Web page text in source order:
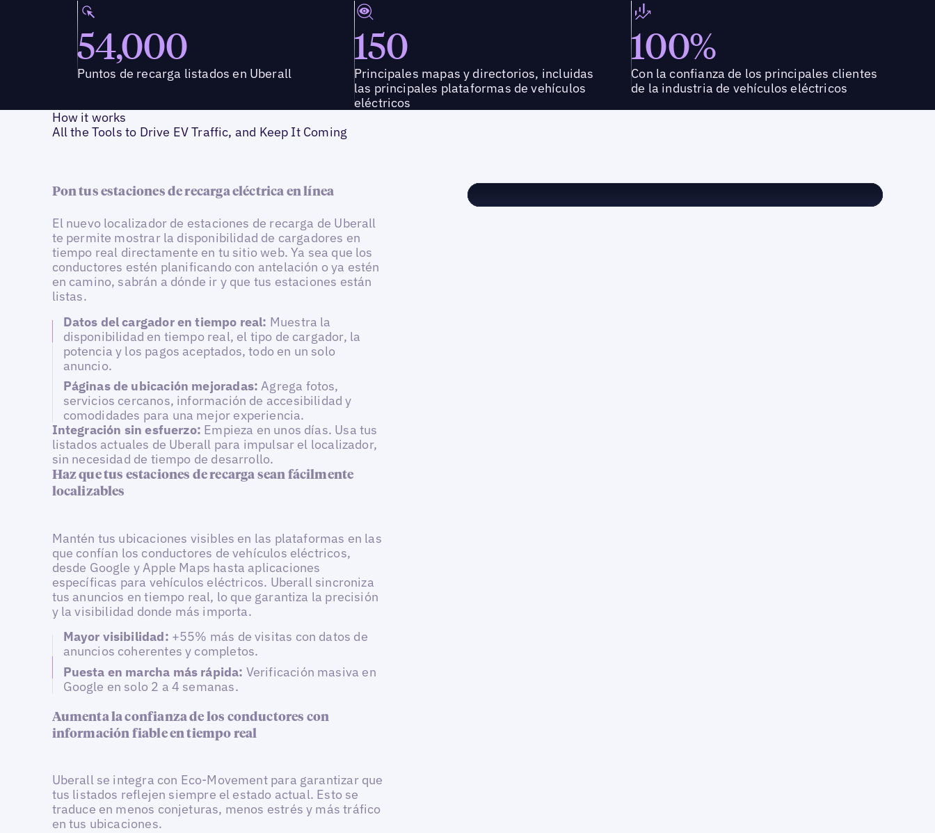
54,000
Puntos de recarga listados en Uberall
150
Principales mapas y directorios, incluidas
las principales plataformas de vehículos
eléctricos
100%
Con la confianza de los principales clientes
de la industria de vehículos eléctricos
How it works
All the Tools to Drive EV Traffic, and Keep It Coming
Pon tus estaciones de recarga eléctrica en línea
El nuevo localizador de estaciones de recarga de Uberall
te permite mostrar la disponibilidad de cargadores en
tiempo real directamente en tu sitio web. Ya sea que los
conductores estén planificando con antelación o ya estén
en camino, sabrán a dónde ir y que tus estaciones están
listas.
Datos del cargador en tiempo real: Muestra la
disponibilidad en tiempo real, el tipo de cargador, la
potencia y los pagos aceptados, todo en un solo
anuncio.
Páginas de ubicación mejoradas:Agrega fotos,
servicios cercanos, información de accesibilidad y
comodidades para una mejor experiencia.
Integración sin esfuerzo: Empieza en unos días. Usa tus
listados actuales de Uberall para impulsar el localizador,
sin necesidad de tiempo de desarrollo.
Haz que tus estaciones de recarga sean fácilmente
localizables
Mantén tus ubicaciones visibles en las plataformas en las
que confían los conductores de vehículos eléctricos,
desde Google y Apple Maps hasta aplicaciones
específicas para vehículos eléctricos. Uberall sincroniza
tus anuncios en tiempo real, lo que garantiza la precisión
y la visibilidad donde más importa.
Mayor visibilidad: +55% más de visitas con datos de
anuncios coherentes y completos.
Puesta en marcha más rápida: Verificación masiva en
Google en solo 2 a 4 semanas.
Aumenta la confianza de los conductores con
información fiable en tiempo real
Uberall se integra con Eco-Movement para garantizar que
tus listados reflejen siempre el estado actual. Esto se
traduce en menos conjeturas, menos estrés y más tráfico
en tus ubicaciones.